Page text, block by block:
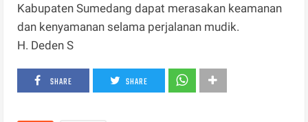
Kabupaten Sumedang dapat merasakan keamanan
dan kenyamanan selama perjalanan mudik.
H. Deden S
SHARE SHARE